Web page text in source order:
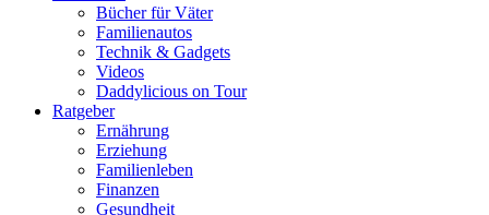
Bücher für Väter
Familienautos
Technik & Gadgets
Videos
Daddylicious on Tour
Ratgeber
Ernährung
Erziehung
Familienleben
Finanzen
Gesundheit